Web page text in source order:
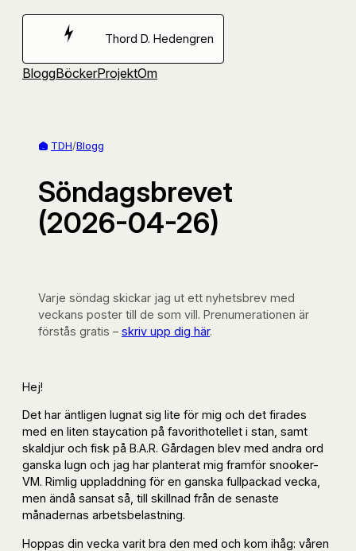
Hoppa
Thord D. Hedengren
BloggBöckerProjektOm
TDH/Blogg
Söndagsbrevet
(2026-04-26)
Varje söndag skickar jag ut ett nyhetsbrev med
veckans poster till de som vill. Prenumerationen är
förstås gratis – skriv upp dig här.
Hej!
Det har äntligen lugnat sig lite för mig och det firades
med en liten staycation på favorithotellet i stan, samt
skaldjur och fisk på B.A.R. Gårdagen blev med andra ord
ganska lugn och jag har planterat mig framför snooker-
VM. Rimlig uppladdning för en ganska fullpackad vecka,
men ändå sansat så, till skillnad från de senaste
månadernas arbetsbelastning.
Hoppas din vecka varit bra den med och kom ihåg: våren